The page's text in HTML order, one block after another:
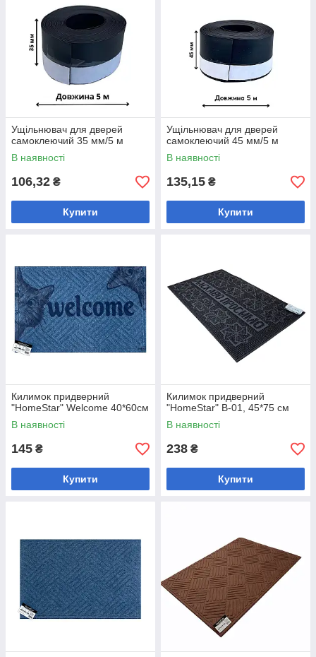
Ущільнювач для дверей
самоклеючий 35 мм/5 м
В наявності
106,32 ₴
Купити
Ущільнювач для дверей
самоклеючий 45 мм/5 м
В наявності
135,15 ₴
Купити
Килимок придверний
"HomeStar" Welcome 40*60см
В наявності
145 ₴
Купити
Килимок придверний
"HomeStar" В-01, 45*75 см
В наявності
238 ₴
Купити